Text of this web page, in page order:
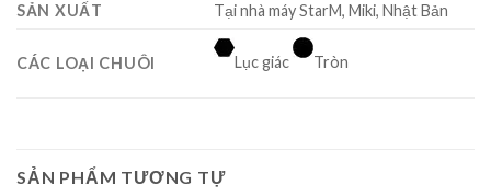
SẢN XUẤT
Tại nhà máy StarM, Miki, Nhật Bản
CÁC LOẠI CHUÔI Lục giác Tròn
SẢN PHẨM TƯƠNG TỰ